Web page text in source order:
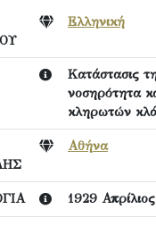
Ελληνική
Κατάστασις
νοσηρότητα
κληρωτών
Αθήνα
1929